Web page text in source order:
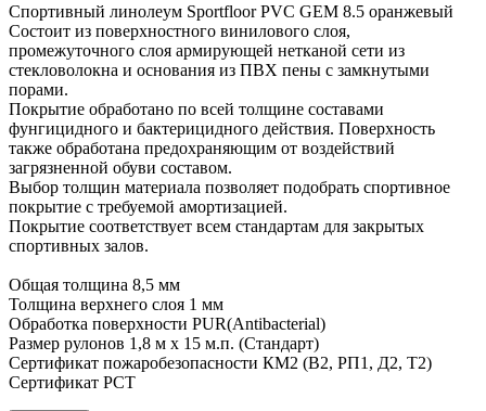
Спортивный линолеум Sportfloor PVC GEM 8.5 оранжевый
Состоит из поверхностного винилового слоя,
промежуточного слоя армирующей нетканой сети из
стекловолокна и основания из ПВХ пены с замкнутыми
порами.
Покрытие обработано по всей толщине составами
фунгицидного и бактерицидного действия. Поверхность
также обработана предохраняющим от воздействий
загрязненной обуви составом.
Выбор толщин материала позволяет подобрать спортивное
покрытие с требуемой амортизацией.
Покрытие соответствует всем стандартам для закрытых
спортивных залов.
Общая толщина 8,5 мм
Толщина верхнего слоя 1 мм
Обработка поверхности PUR(Antibacterial)
Размер рулонов 1,8 м х 15 м.п. (Стандарт)
Сертификат пожаробезопасности КМ2 (В2, РП1, Д2, Т2)
Сертификат РСТ